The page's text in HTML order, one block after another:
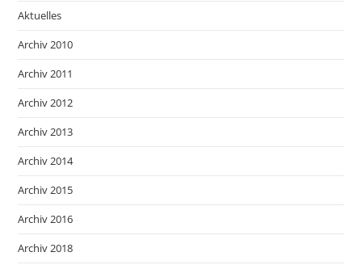
Aktuelles
Archiv 2010
Archiv 2011
Archiv 2012
Archiv 2013
Archiv 2014
Archiv 2015
Archiv 2016
Archiv 2018